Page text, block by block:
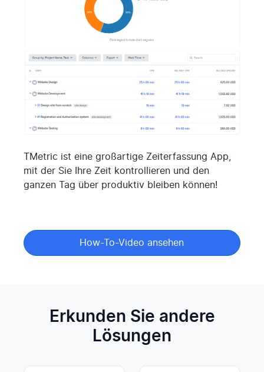
TMetric ist eine großartige Zeiterfassung App,
mit der Sie Ihre Zeit kontrollieren und den
ganzen Tag über produktiv bleiben können!
How-To-Video ansehen
Erkunden Sie andere
Lösungen